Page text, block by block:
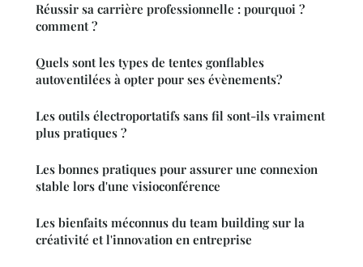
Réussir sa carrière professionnelle : pourquoi ?
comment ?
Quels sont les types de tentes gonflables
autoventilées à opter pour ses évènements?
Les outils électroportatifs sans fil sont-ils vraiment
plus pratiques ?
Les bonnes pratiques pour assurer une connexion
stable lors d'une visioconférence
Les bienfaits méconnus du team building sur la
créativité et l'innovation en entreprise